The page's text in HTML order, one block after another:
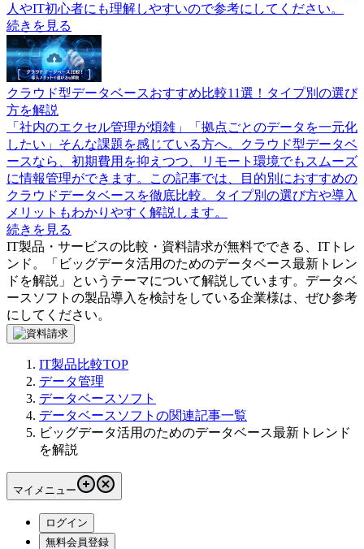
人やIT初心者にも理解しやすいので参考にしてください。
続きを見る
クラウド型データベースおすすめ比較11選！タイプ別の選び
方を解説
「社内のエクセル管理が煩雑」「拠点ごとのデータを一元化
したい」そんな課題を感じている方へ。クラウド型データベ
ースなら、初期費用を抑えつつ、リモート環境でもスムーズ
に情報管理ができます。この記事では、目的別におすすめの
クラウドデータベースを徹底比較。タイプ別の選び方や導入
メリットもわかりやすく解説します。
続きを見る
IT製品・サービスの比較・資料請求が無料でできる、ITトレ
ンド。「 ビッグデータ活用のためのデータベース最新トレン
ドを解説 」というテーマについて解説しています。 データベ
ースソフト の製品導入を検討をしている企業様は、ぜひ参考
にしてください。
IT製品比較TOP
データ管理
データベースソフト
データベースソフトの関連記事一覧
ビッグデータ活用のためのデータベース最新トレンド
を解説
マイメニュー
ログイン
無料会員登録